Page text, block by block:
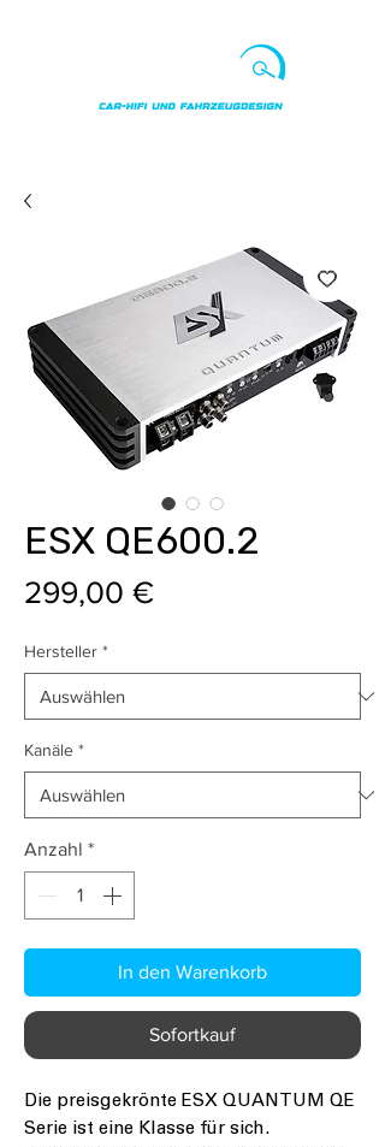
ESX QE600.2
299,00 €Preis
Hersteller *
Kanäle *
Anzahl *
In den Warenkorb
Sofortkauf
Die preisgekrönte ESX QUANTUM QE
Serie ist eine Klasse für sich.